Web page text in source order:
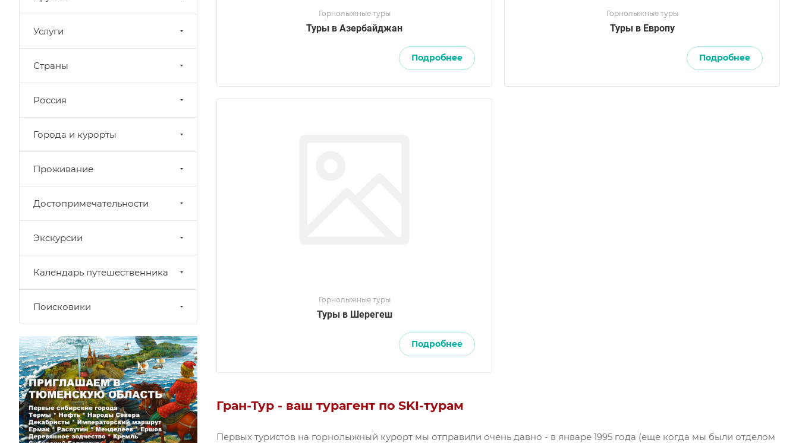
Горнолыжные туры
Туры в Азербайджан
Подробнее
Горнолыжные туры
Туры в Европу
Подробнее
Горнолыжные туры
Туры в Шерегеш
Подробнее
Гран-Тур - ваш турагент по SKI-турам
Первых туристов на горнолыжный курорт мы отправили очень давно - в январе 1995 года (еще когда мы были отделом
Услуги
Страны
Россия
Города и курорты
Проживание
Достопримечательности
Экскурсии
Календарь путешественника
Поисковики